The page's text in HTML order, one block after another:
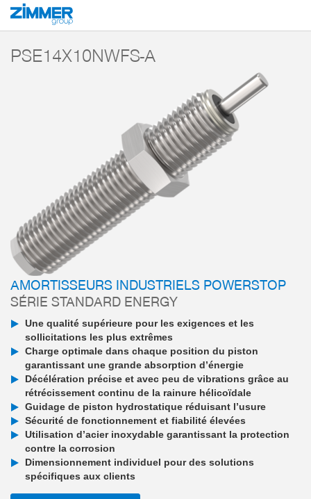
Démarrage Produits
PSE14X10NWFS-A
AMORTISSEURS INDUSTRIELS POWERSTOP
SÉRIE STANDARD ENERGY
Une qualité supérieure pour les exigences et les
sollicitations les plus extrêmes
Charge optimale dans chaque position du piston
garantissant une grande absorption d’énergie
Décélération précise et avec peu de vibrations grâce au
rétrécissement continu de la rainure hélicoïdale
Guidage de piston hydrostatique réduisant l’usure
Sécurité de fonctionnement et fiabilité élevées
Utilisation d’acier inoxydable garantissant la protection
contre la corrosion
Dimensionnement individuel pour des solutions
spécifiques aux clients